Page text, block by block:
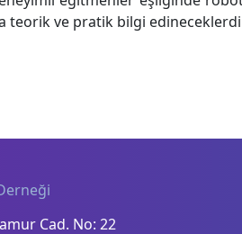
teorik ve pratik bilgi
Cad. No: 22